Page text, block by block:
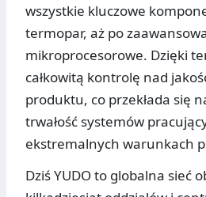
wszystkie kluczowe
termopar, aż po
mikroprocesorowe. Dzięki
całkowitą kontrolę nad
produktu, co przekłada się
trwałość systemów
ekstremalnych warunkach
Dziś YUDO to globalna sieć